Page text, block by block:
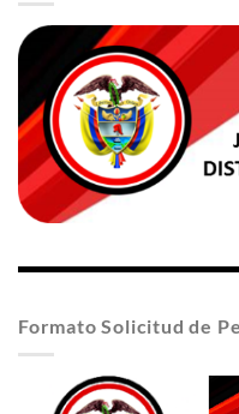
Formato Solicitud de